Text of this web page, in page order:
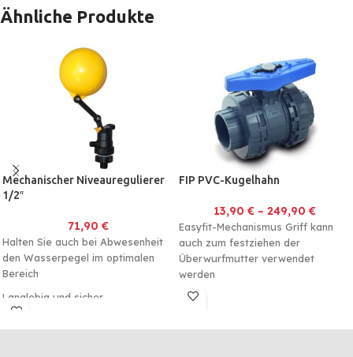
Anteil an
Astaxanthin,
Capsanthinund Spirulina-Algen
Farbausbildung bekannt sind.
Ebenfalls fördert die Spirulina-Alge
auch den Glanz der Koi und
fördert die Gesundheit der
Fische. Daher setzten die
japanischen Züchter seit Jahren
auf Spirulina Algen.
Ähnliche Produkte
Mechanischer Niveauregulierer
1/2″
71,90 €
Halten Sie auch bei Abwesenheit
den Wasserpegel im optimalen
Bereich
Langlebig und sicher
FIP PVC-Kugelhahn
13,90 € – 249,90 €
Easyfit-Mechanismus Griff kann
auch zum festziehen der
Überwurfmutter verwendet
werden
Beschädigungen der
vermieden